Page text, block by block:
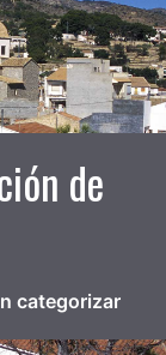
de
categorizar